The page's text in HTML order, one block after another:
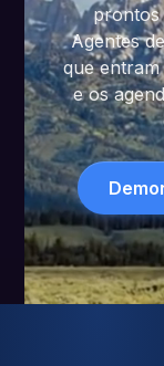
prontos
Agentes
que
e os